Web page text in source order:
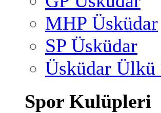
MHP Üsküdar
SP Üsküdar
Üsküdar Ülkü
Spor Kulüpleri